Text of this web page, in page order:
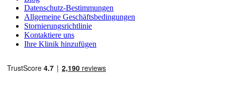
Datenschutz-Bestimmungen
Allgemeine Geschäftsbedingungen
Stornierungsrichtlinie
Kontaktiere uns
Ihre Klinik hinzufügen